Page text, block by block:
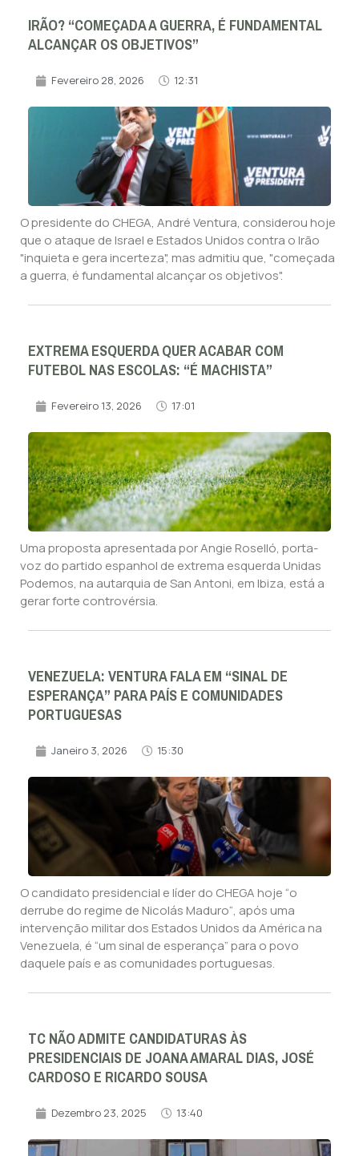
IRÃO? “COMEÇADA A GUERRA, É FUNDAMENTAL
ALCANÇAR OS OBJETIVOS”
Fevereiro 28, 2026 12:31
O presidente do CHEGA, André Ventura, considerou hoje
que o ataque de Israel e Estados Unidos contra o Irão
"inquieta e gera incerteza", mas admitiu que, "começada
a guerra, é fundamental alcançar os objetivos".
EXTREMA ESQUERDA QUER ACABAR COM
FUTEBOL NAS ESCOLAS: “É MACHISTA”
Fevereiro 13, 2026 17:01
Uma proposta apresentada por Angie Roselló, porta-
voz do partido espanhol de extrema esquerda Unidas
Podemos, na autarquia de San Antoni, em Ibiza, está a
gerar forte controvérsia.
VENEZUELA: VENTURA FALA EM “SINAL DE
ESPERANÇA” PARA PAÍS E COMUNIDADES
PORTUGUESAS
Janeiro 3, 2026 15:30
O candidato presidencial e líder do CHEGA hoje “o
derrube do regime de Nicolás Maduro“, após uma
intervenção militar dos Estados Unidos da América na
Venezuela, é “um sinal de esperança” para o povo
daquele país e as comunidades portuguesas.
TC NÃO ADMITE CANDIDATURAS ÀS
PRESIDENCIAIS DE JOANA AMARAL DIAS, JOSÉ
CARDOSO E RICARDO SOUSA
Dezembro 23, 2025 13:40